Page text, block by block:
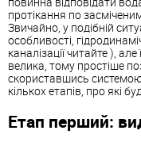
протікання по
Звичайно, у подібній
особливості,
каналізації читайте ),
велика, тому простіше
скориставшись
кількох етапів, про які
Етап перший: